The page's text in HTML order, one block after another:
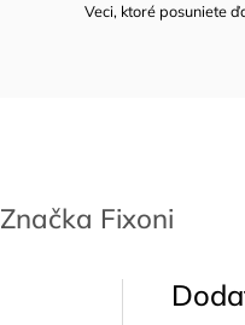
Veci, ktoré posuniete
Značka Fixoni